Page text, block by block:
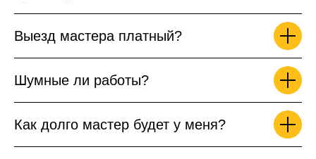
Выезд мастера платный?
Шумные ли работы?
Как долго мастер будет у меня?